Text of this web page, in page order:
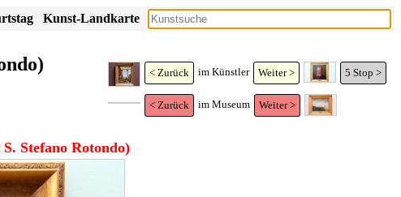
Kunst-Landkarte
< Zurück im Künstler Weiter > 4 Stop >
< Zurück im Museum Weiter >
Stefano Rotondo)